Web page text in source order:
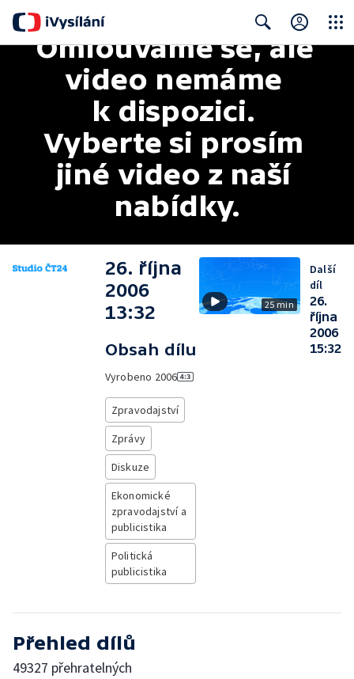
Search
Omlouváme se, ale
video nemáme
k dispozici.
Vyberte si prosím
jiné video z naší
nabídky.
26. října
2006
13:32
Obsah dílu
Vyrobeno 2006
Zpravodajství
Zprávy
Diskuze
Ekonomické
zpravodajství a
publicistika
Politická
publicistika
25 min
Další
díl
26.
října
2006
15:32
Přehled dílů
49327 přehratelných